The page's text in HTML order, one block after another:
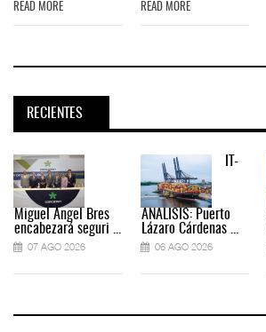
READ MORE READ MORE
RECIENTES
Miguel Ángel Bres
encabezará seguri ...
07 AGO 2026
IT-
ANÁLISIS: Puerto
Lázaro Cárdenas ...
06 AGO 2026